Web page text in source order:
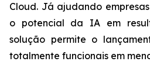
Cloud. Já ajudando
o potencial da IA em
solução permite o
totalmente funcionais em